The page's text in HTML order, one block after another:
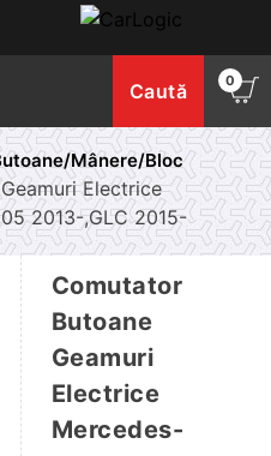
Caută 0
Mânere/Bloc
Electrice
2013-,GLC 2015-
Comutator
Butoane
Geamuri
Electrice
Mercedes-